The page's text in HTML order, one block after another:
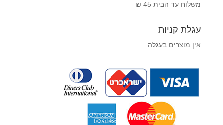
משלוח עד הבית 45 ₪
עגלת קניות
אין מוצרים בעגלה.